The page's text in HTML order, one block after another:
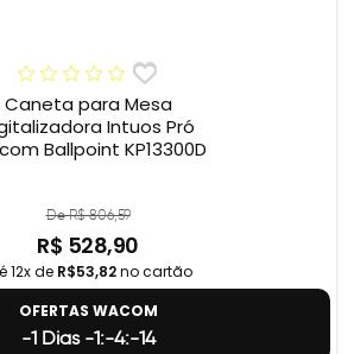
Caneta para Mesa
Intuos Pró
Ballpoint KP13300D
De R$ 806,59
R$ 528,90
12x de R$53,82no cartão
OFERTAS WACOM
-1 Dias -1:-4:-15